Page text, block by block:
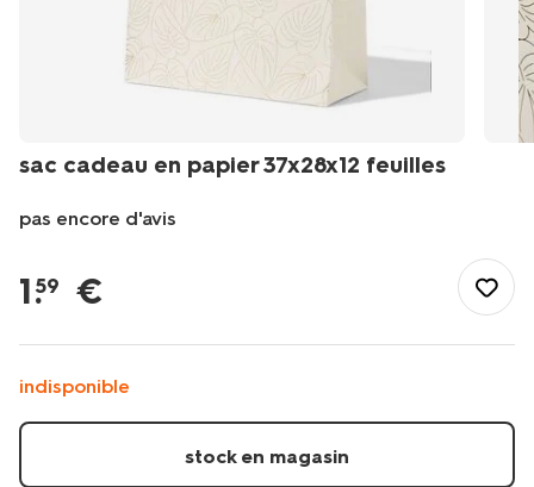
sac cadeau en papier 37x28x12 feuilles
pas encore d'avis
fr/fete-
idees-
cadeau/sacs-
cadeaux/sac-
cadeau-
en-
37x28x12-
1.
59 €
indisponible
stock en magasin